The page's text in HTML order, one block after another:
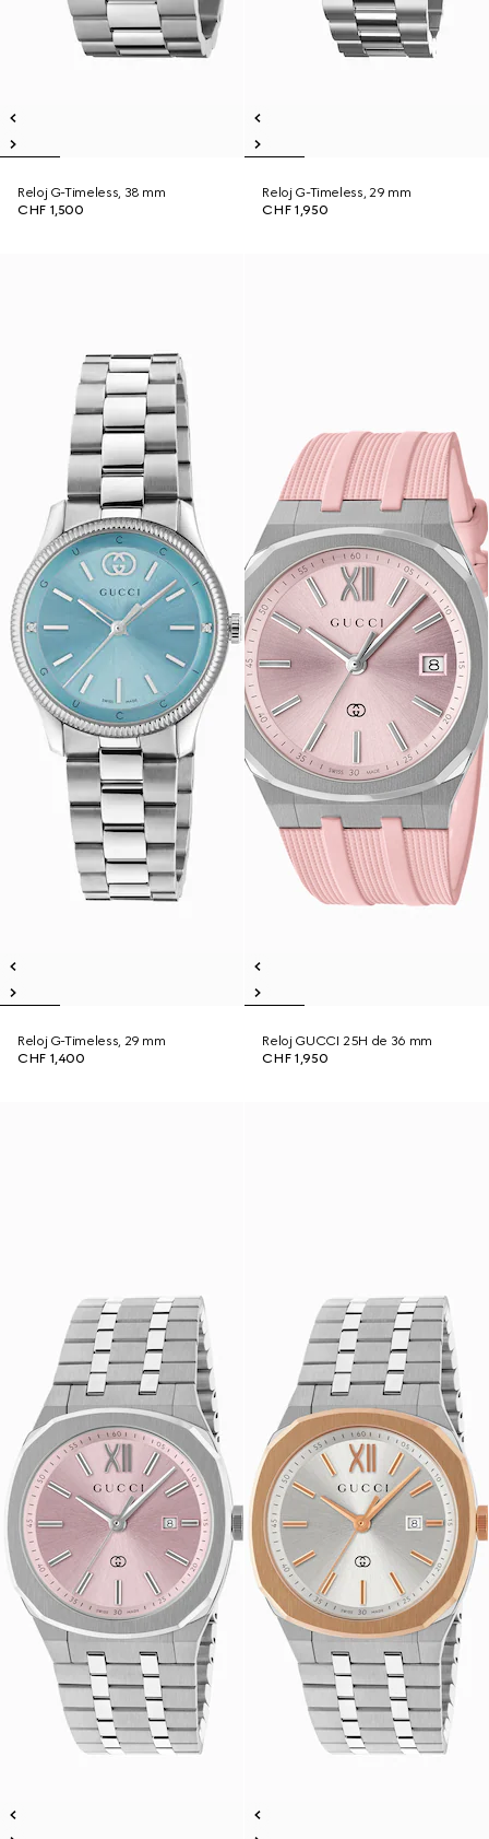
Reloj G-Timeless, 38 mm
CHF 1,500
Reloj G-Timeless, 29 mm
CHF 1,950
Reloj G-Timeless, 29 mm
CHF 1,400
Reloj GUCCI 25H de 36 mm
CHF 1,950